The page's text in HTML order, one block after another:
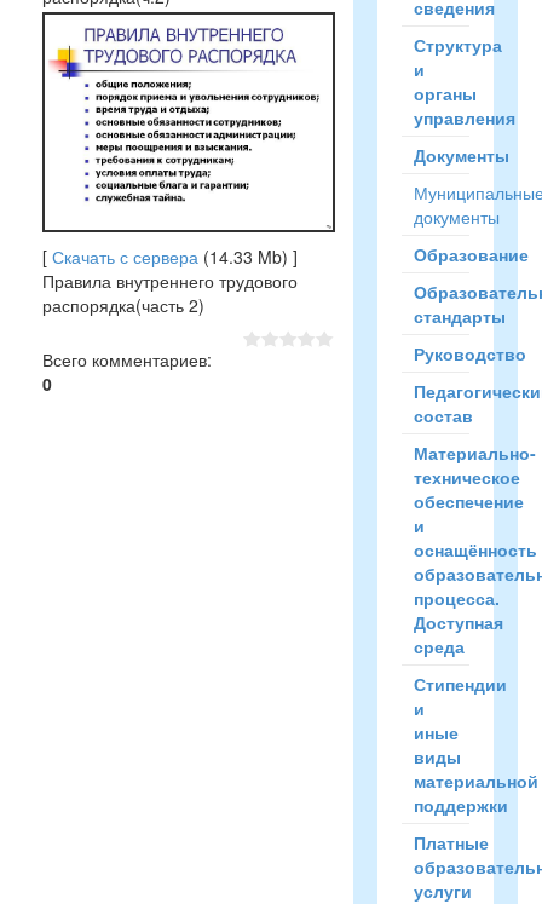
[ Скачать с сервера (14.33 Mb) ]
Правила внутреннего трудового
распорядка(часть 2)
Всего комментариев:
0
сведения
Структура
и
органы
управления
Документы
документы
Образование
стандарты
Руководство
состав
Материально-
техническое
обеспечение
и
оснащённость
процесса.
Доступная
среда
Стипендии
и
иные
виды
материальной
поддержки
Платные
услуги